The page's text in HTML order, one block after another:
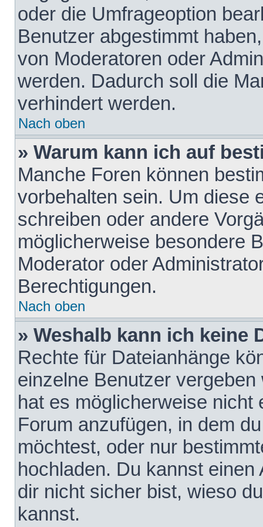
oder die Umfrageoption
Benutzer abgestimmt
von Moderatoren oder
werden. Dadurch soll die
verhindert werden.
Nach oben
» Warum kann ich auf
Manche Foren können
vorbehalten sein. Um diese
schreiben oder andere
möglicherweise besondere
Moderator oder
Berechtigungen.
Nach oben
» Weshalb kann ich keine
Rechte für Dateianhänge
einzelne Benutzer
hat es möglicherweise nicht
Forum anzufügen, in dem
möchtest, oder nur
hochladen. Du kannst
dir nicht sicher bist, wieso
kannst.